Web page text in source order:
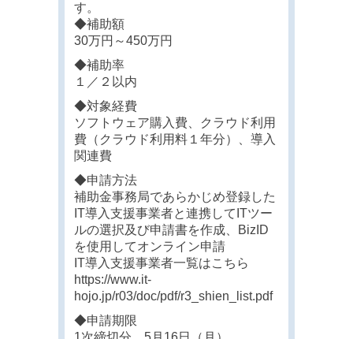
す。
◆補助額
30万円～450万円
◆補助率
１／２以内
◆対象経費
ソフトウェア購入費、クラウド利用
費（クラウド利用料１年分）、導入
関連費
◆申請方法
補助金事務局であらかじめ登録した
IT導入支援事業者と連携してITツー
ルの選択及び申請書を作成、BizID
を使用してオンライン申請
IT導入支援事業者一覧はこちら
https://www.it-
hojo.jp/r03/doc/pdf/r3_shien_list.pdf
◆申請期限